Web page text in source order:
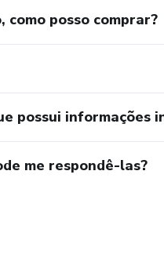
posso comprar?
possui informações
me respondê-las?